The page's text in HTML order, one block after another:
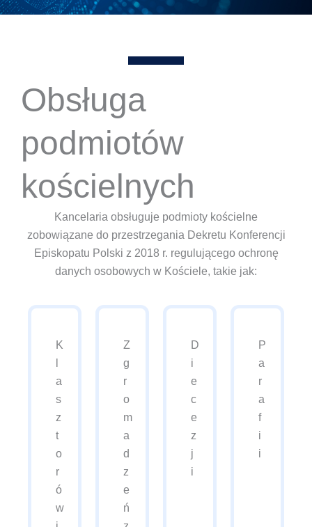
Obsługa
podmiotów
kościelnych
Kancelaria obsługuje podmioty kościelne
zobowiązane do przestrzegania Dekretu Konferencji
Episkopatu Polski z 2018 r. regulującego ochronę
danych osobowych w Kościele, takie jak:
K
a
s
z
t
o
r
ó
w
Z
g
r
o
m
a
d
z
e
ń
D
i
e
c
e
z
j
i
P
a
r
a
f
i
i